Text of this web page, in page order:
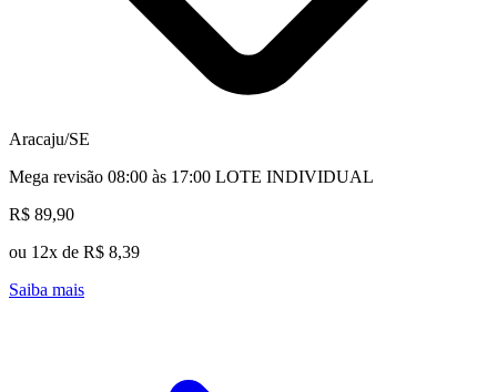
Aracaju/SE
Mega revisão 08:00 às 17:00 LOTE INDIVIDUAL
R$ 89,90
ou 12x de R$ 8,39
Saiba mais